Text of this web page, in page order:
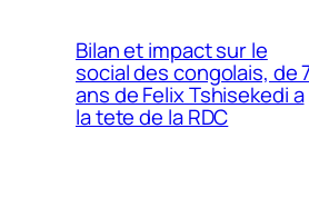
Bilan et impact sur le
social des congolais, de
ans de Felix Tshisekedi a
la tete de la RDC